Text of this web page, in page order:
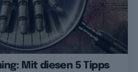
Mit diesen 5 Tipps